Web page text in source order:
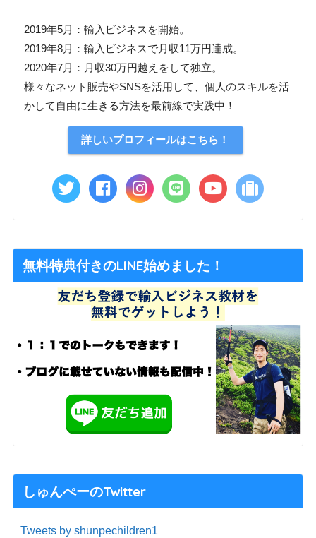
2019年5月：輸入ビジネスを開始。
2019年8月：輸入ビジネスで月収11万円達成。
2020年7月：月収30万円越えをして独立。
様々なネット販売やSNSを活用して、個人のスキルを活
かして自由に生きる方法を最前線で実践中！
詳しいプロフィールはこちら！
無料特典付きのLINE始めました！
しゅんぺーのTwitter
Tweets by shunpechildren1